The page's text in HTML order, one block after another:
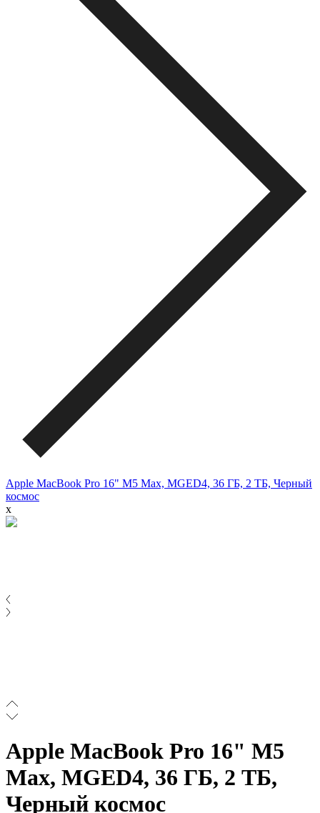
Apple MacBook Pro 16" M5 Max, MGED4, 36 ГБ, 2 ТБ, Черный
космос
x
Apple MacBook Pro 16" M5
Max, MGED4, 36 ГБ, 2 ТБ,
Черный космос